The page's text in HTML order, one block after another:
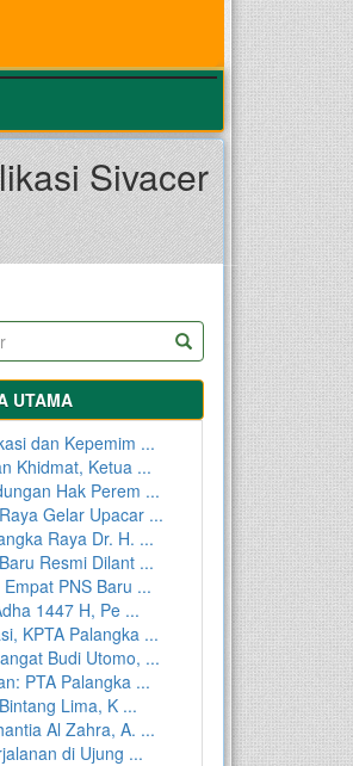
Sivacer
UTAMA
dan Kepemim ...
Khidmat, Ketua ...
Hak Perem ...
Gelar Upacar ...
Raya Dr. H. ...
Resmi Dilant ...
PNS Baru ...
1447 H, Pe ...
KPTA Palangka ...
Budi Utomo, ...
PTA Palangka ...
Lima, K ...
Al Zahra, A. ...
di Ujung ...